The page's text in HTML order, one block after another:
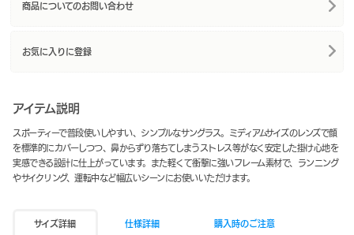
商品についてのお問い合わせ
お気に入りに登録
アイテム説明
スポーティーで普段使いしやすい、シンプルなサングラス。ミディアムサイズのレンズで顔
を標準的にカバーしつつ、鼻からずり落ちてしまうストレス等がなく安定した掛け心地を
実感できる設計に仕上がっています。また軽くて衝撃に強いフレーム素材で、ランニング
やサイクリング、運転中など幅広いシーンにお使いいただけます。
サイズ詳細 仕様詳細 購入時のご注意